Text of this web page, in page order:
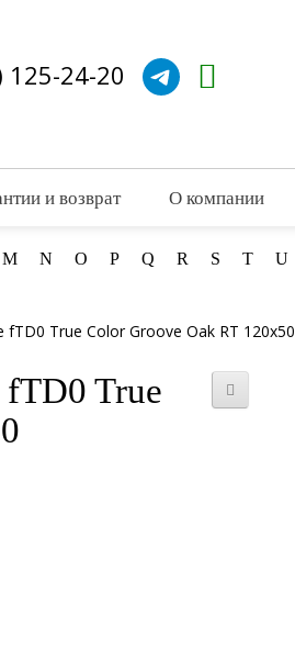
125-24-20
и возврат О компании
M N O P Q R S T U
fTD0 True Color Groove Oak RT 120x50
fTD0 True